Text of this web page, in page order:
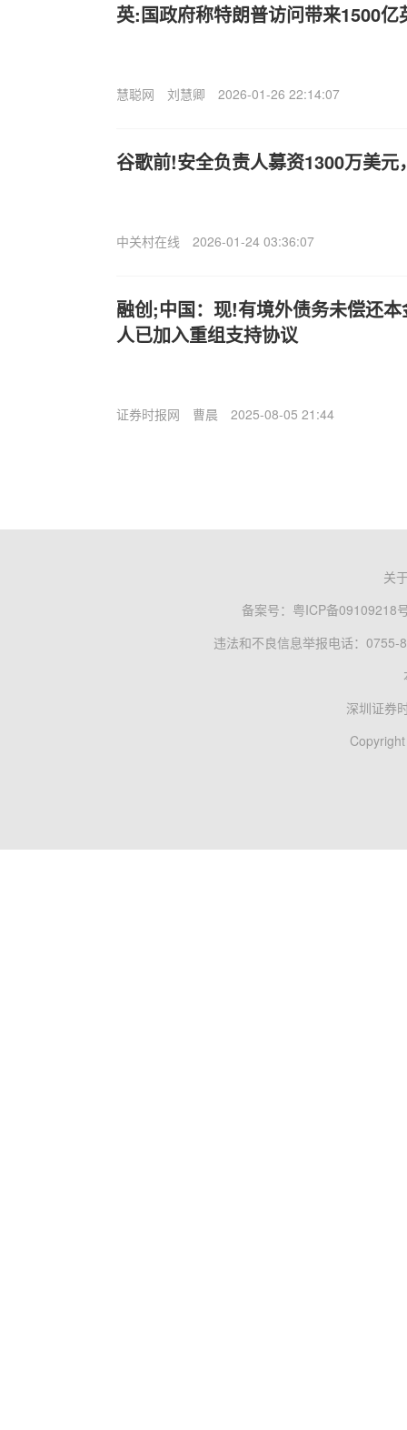
英:国政府称特朗普访问带来1500亿
慧聪网 刘慧卿 2026-01-26 22:14:07
谷歌前!安全负责人募资1300万美元
中关村在线 2026-01-24 03:36:07
融创;中国：现!有境外债务未偿还
人已加入重组支持协议
证券时报网 曹晨 2025-08-05 21:44
关
备案号： 粤ICP备09109218
违法和不良信息举报电话：0755-
深圳证券